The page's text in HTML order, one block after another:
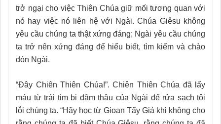
trở ngại cho việc Thiên Chúa giữ mối tương quan với
nó hay việc nó liên hệ với Ngài. Chúa Giêsu không
yêu cầu chúng ta thật xứng đáng; Ngài yêu cầu chúng
ta trở nên xứng đáng để hiểu biết, tìm kiếm và chào
đón Ngài.
“Đây Chiên Thiên Chúa!”. Chiên Thiên Chúa đã lấy
máu từ trái tim bị đâm thâu của Ngài để rửa sạch tội
lỗi chúng ta. “Hãy học từ Gioan Tẩy Giả khi không cho